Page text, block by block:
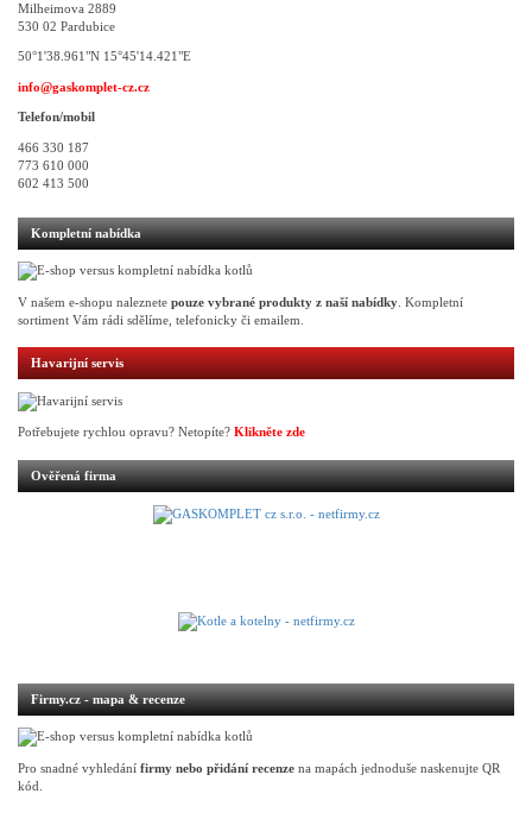
Milheimova 2889
530 02 Pardubice
50°1'38.961"N 15°45'14.421"E
info@gaskomplet-cz.cz
Telefon/mobil
466 330 187
773 610 000
602 413 500
Kompletní nabídka
V našem e-shopu naleznete pouze vybrané produkty z naší nabídky . Kompletní
sortiment Vám rádi sdělíme, telefonicky či emailem.
Havarijní servis
Potřebujete rychlou opravu? Netopíte? Klikněte zde
Ověřená firma
Firmy.cz - mapa & recenze
Pro snadné vyhledání firmy nebo přidání recenze na mapách jednoduše naskenujte QR
kód.